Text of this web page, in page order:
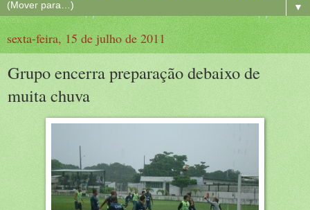
▼
sexta-feira, 15 de julho de 2011
Grupo encerra preparação debaixo de
muita chuva